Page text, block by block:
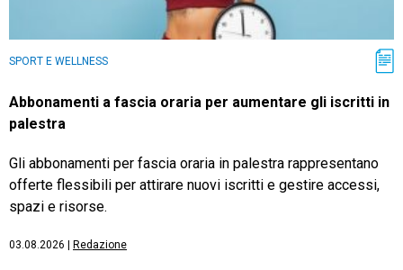
SPORT E WELLNESS
Abbonamenti a fascia oraria per aumentare gli iscritti in
palestra
Gli abbonamenti per fascia oraria in palestra rappresentano
offerte flessibili per attirare nuovi iscritti e gestire accessi,
spazi e risorse.
03.08.2026 Redazione